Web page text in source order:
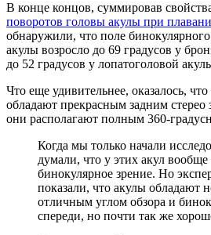
В конце концов, суммировав
поворотов головы акулы при
обнаружили, что поле
акулы возросло до 69 градусов у
до 52 градусов у лопатоголовой
Что еще удивительнее, оказалось,
обладают прекрасным задним стерео
они располагают полным 360-
Когда мы только начали
думали, что у этих акул вообще
бинокулярное зрение. Но
показали, что акулы обладают
отличным углом обзора и
спереди, но почти так же